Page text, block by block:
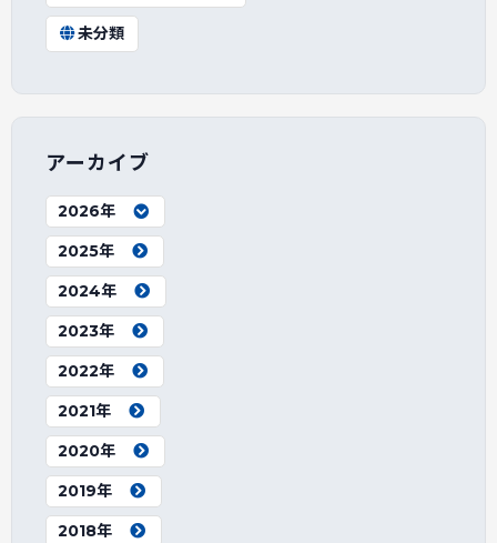
未分類
アーカイブ
2026年
2025年
2024年
2023年
2022年
2021年
2020年
2019年
2018年